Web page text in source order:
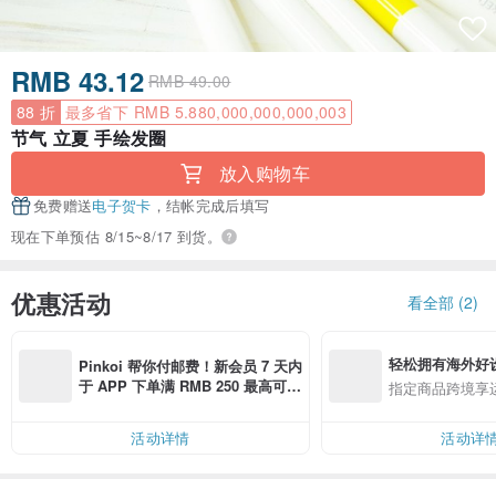
RMB 43.12 RMB 49.00
88 折 最多省下 RMB 5.880,000,000,000,003
节气 立夏 手绘发圈
放入购物车
免费赠送电子贺卡 ，结帐完成后填写
现在下单预估 8/15~8/17 到货。
优惠活动 看全部 (2)
Pinkoi 帮你付邮费！新会员 7 天内
于 APP 下单满 RMB 250 最高可折
活动详情
轻松拥有海外好
指定商品跨境享
活动详